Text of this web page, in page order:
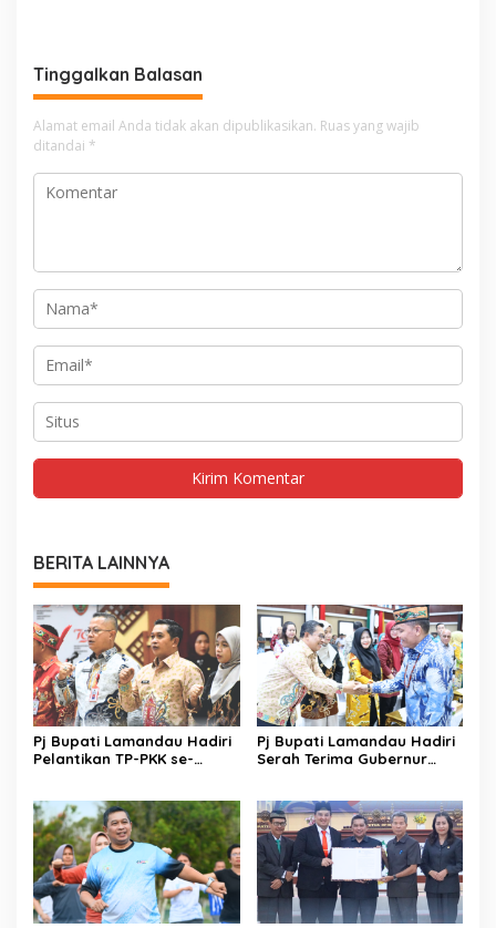
Tinggalkan Balasan
Alamat email Anda tidak akan dipublikasikan. Ruas yang wajib
ditandai *
BERITA LAINNYA
Pj Bupati Lamandau Hadiri
Pelantikan TP-PKK se-
Pj Bupati Lamandau Hadiri
Serah Terima Gubernur